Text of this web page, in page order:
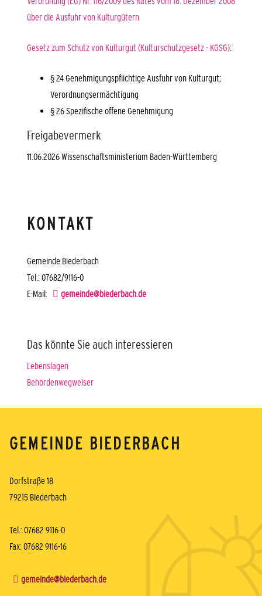
über die Ausfuhr von Kulturgütern
Gesetz zum Schutz von Kulturgut (Kulturschutzgesetz - KGSG):
§ 24 Genehmigungspflichtige Ausfuhr von Kulturgut;
Verordnungsermächtigung
§ 26 Spezifische offene Genehmigung
Freigabevermerk
11.06.2026 Wissenschaftsministerium Baden-Württemberg
KONTAKT
Gemeinde Biederbach
Tel.: 07682/9116-0
E-Mail:
gemeinde@biederbach.de
Das könnte Sie auch interessieren
Lebenslagen
Behördenwegweiser
GEMEINDE BIEDERBACH
Dorfstraße 18
79215 Biederbach
Tel.: 07682 9116-0
Fax: 07682 9116-16
gemeinde@biederbach.de